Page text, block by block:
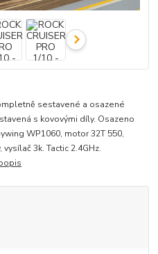
sestavené a osazené
s kovovými díly. Osazeno
WP1060, motor 32T 550,
3k. Tactic 2.4GHz.